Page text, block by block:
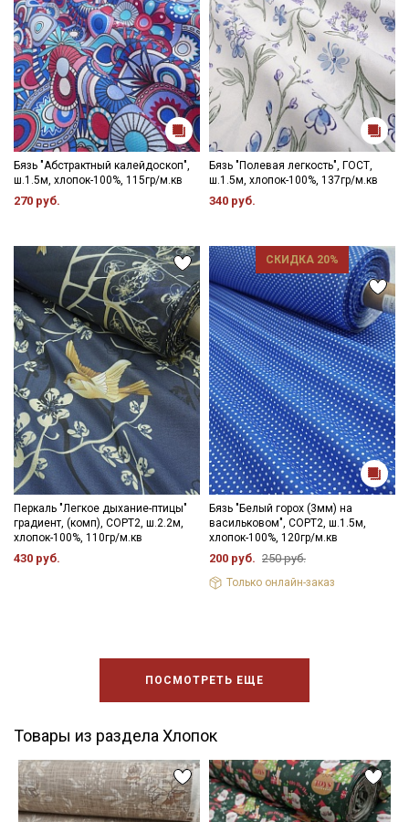
Бязь "Абстрактный калейдоскоп",
ш.1.5м, хлопок-100%, 115гр/м.кв
270 руб.
Бязь "Полевая легкость", ГОСТ,
ш.1.5м, хлопок-100%, 137гр/м.кв
340 руб.
Перкаль "Легкое дыхание-птицы"
градиент, (комп), СОРТ2, ш.2.2м,
хлопок-100%, 110гр/м.кв
430 руб.
СКИДКА 20%
Бязь "Белый горох (3мм) на
васильковом", СОРТ2, ш.1.5м,
хлопок-100%, 120гр/м.кв
200 руб. 250 руб.
Только онлайн-заказ
ПОСМОТРЕТЬ ЕЩЕ
Товары из раздела Хлопок